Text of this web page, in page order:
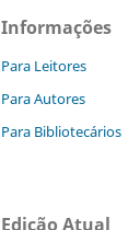
Informações
Para Leitores
Para Autores
Para Bibliotecários
Edição Atual